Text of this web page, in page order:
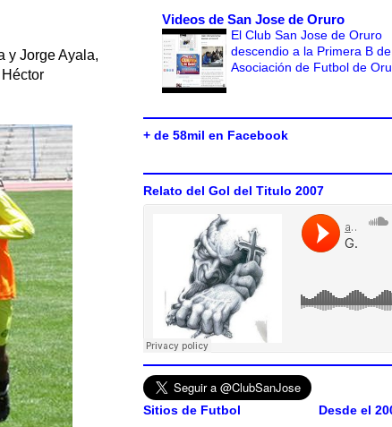
y Jorge Ayala,
Videos de San Jose de Oruro
El Club San Jose de Oruro
descendio a la Primera B
Asociación de Futbol de
+ de 58mil en Facebook
Relato del Gol del Titulo 2007
Sitios de Futbol Desde el